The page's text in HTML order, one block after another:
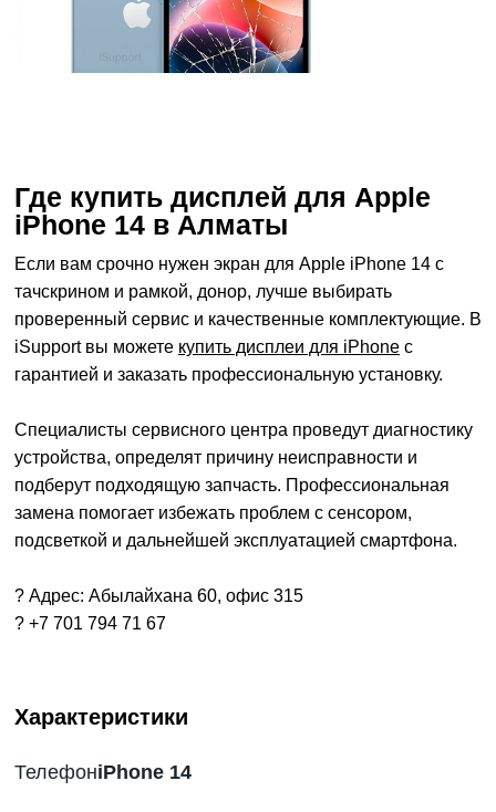
Где купить дисплей для Apple
iPhone 14 в Алматы
Если вам срочно нужен экран для Apple iPhone 14 с
тачскрином и рамкой, донор, лучше выбирать
проверенный сервис и качественные комплектующие. В
iSupport вы можете купить дисплеи для iPhone с
гарантией и заказать профессиональную установку.
Специалисты сервисного центра проведут диагностику
устройства, определят причину неисправности и
подберут подходящую запчасть. Профессиональная
замена помогает избежать проблем с сенсором,
подсветкой и дальнейшей эксплуатацией смартфона.
? Адрес: Абылайхана 60, офис 315
? +7 701 794 71 67
Характеристики
ТелефонiPhone 14